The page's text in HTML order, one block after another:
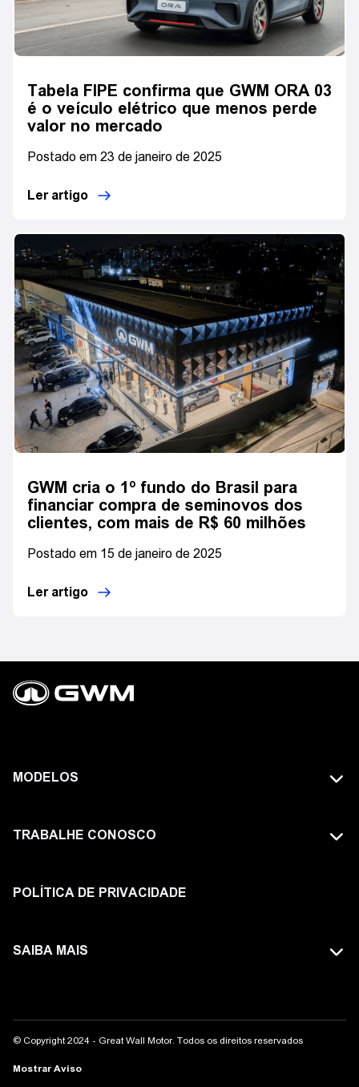
Tabela FIPE confirma que GWM ORA 03
é o veículo elétrico que menos perde
valor no mercado
Postado em 23 de janeiro de 2025
Ler artigo
GWM cria o 1º fundo do Brasil para
financiar compra de seminovos dos
clientes, com mais de R$ 60 milhões
Postado em 15 de janeiro de 2025
Ler artigo
MODELOS
HAVAL
POER
TRABALHE CONOSCO
POLÍTICA DE PRIVACIDADE
SAIBA MAIS
AVISO LEGAL
Mostrar Aviso
© Copyright 2024 - Great Wall Motor. Todos os direitos reservados